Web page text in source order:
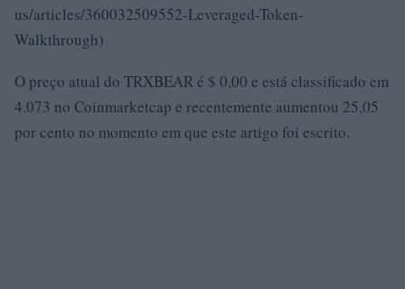
us/articles/360032509552-Leveraged-Token-
Walkthrough)
O preço atual do TRXBEAR é $ 0,00 e está classificado em
4.073 no Coinmarketcap e recentemente aumentou 25,05
por cento no momento em que este artigo foi escrito.